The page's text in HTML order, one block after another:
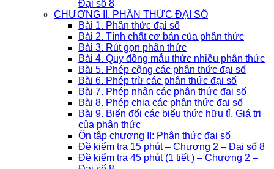
Đại số 8
CHƯƠNG II. PHÂN THỨC ĐẠI SỐ
Bài 1. Phân thức đại số
Bài 2. Tính chất cơ bản của phân thức
Bài 3. Rút gọn phân thức
Bài 4. Quy đồng mẫu thức nhiều phân thức
Bài 5. Phép cộng các phân thức đại số
Bài 6. Phép trừ các phân thức đại số
Bài 7. Phép nhân các phân thức đại số
Bài 8. Phép chia các phân thức đại số
Bài 9. Biến đổi các biểu thức hữu tỉ. Giá trị
của phân thức
Ôn tập chương II: Phân thức đại số
Đề kiểm tra 15 phút – Chương 2 – Đại số 8
Đề kiểm tra 45 phút (1 tiết ) – Chương 2 –